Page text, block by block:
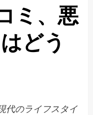
ミ、悪
どう
代のライフスタイ